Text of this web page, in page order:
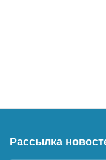
Рассылка